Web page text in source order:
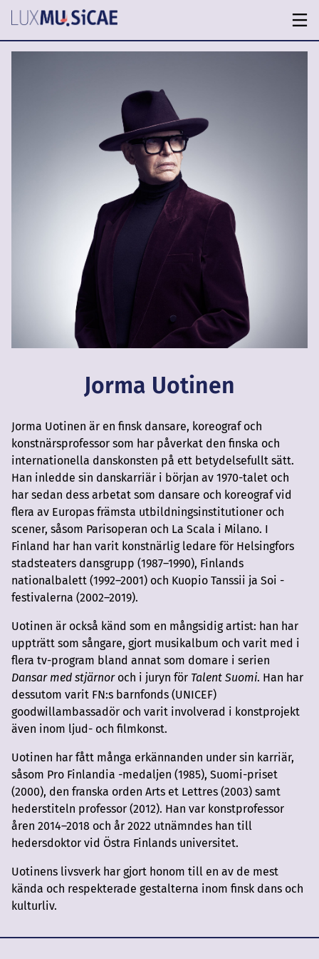
Jorma Uotinen
Jorma Uotinen är en finsk dansare, koreograf och
konstnärsprofessor som har påverkat den finska och
internationella danskonsten på ett betydelsefullt sätt.
Han inledde sin danskarriär i början av 1970-talet och
har sedan dess arbetat som dansare och koreograf vid
flera av Europas främsta utbildningsinstitutioner och
scener, såsom Parisoperan och La Scala i Milano. I
Finland har han varit konstnärlig ledare för Helsingfors
stadsteaters dansgrupp (1987–1990), Finlands
nationalbalett (1992–2001) och Kuopio Tanssii ja Soi -
festivalerna (2002–2019).
Uotinen är också känd som en mångsidig artist: han har
uppträtt som sångare, gjort musikalbum och varit med i
flera tv-program bland annat som domare i serien
Dansar med stjärnor och i juryn för Talent Suomi. Han har
dessutom varit FN:s barnfonds (UNICEF)
goodwillambassadör och varit involverad i konstprojekt
även inom ljud- och filmkonst.
Uotinen har fått många erkännanden under sin karriär,
såsom Pro Finlandia -medaljen (1985), Suomi-priset
(2000), den franska orden Arts et Lettres (2003) samt
hederstiteln professor (2012). Han var konstprofessor
åren 2014–2018 och år 2022 utnämndes han till
hedersdoktor vid Östra Finlands universitet.
Uotinens livsverk har gjort honom till en av de mest
kända och respekterade gestalterna inom finsk dans och
kulturliv.